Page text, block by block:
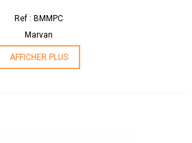
Ref : BMMPC
Marvan
AFFICHER PLUS